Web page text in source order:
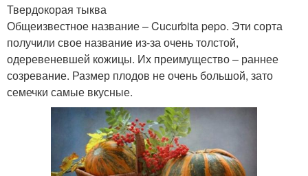
Твердокорая тыква
Общеизвестное название – Cucurbita pepo. Эти сорта
получили свое название из-за очень толстой,
одеревеневшей кожицы. Их преимущество – раннее
созревание. Размер плодов не очень большой, зато
семечки самые вкусные.